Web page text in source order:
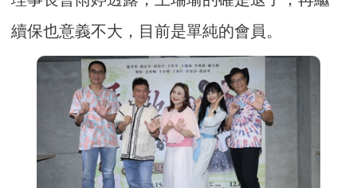
續保也意義不大，目前是單純的會員。